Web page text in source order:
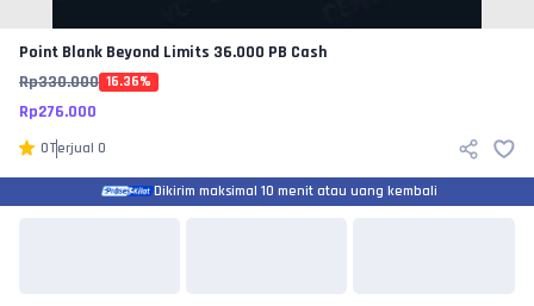
Point Blank Beyond Limits 36.000 PB Cash
Rp330.000 16.36%
Rp276.000
0Terjual 0
Dikirim maksimal 10 menit atau uang kembali